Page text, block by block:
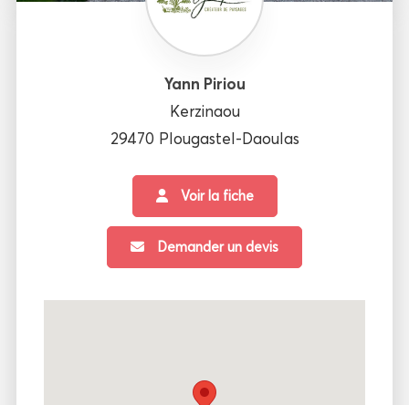
Yann Piriou
Kerzinaou
29470 Plougastel-Daoulas
Voir la fiche
Demander un devis